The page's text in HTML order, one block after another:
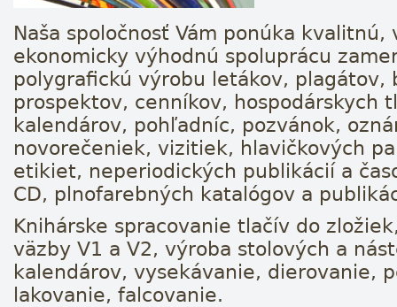
Naša spoločnosť Vám ponúka kvalitnú,
ekonomicky výhodnú spoluprácu
polygrafickú výrobu letákov, plagátov,
prospektov, cenníkov, hospodárskych
kalendárov, pohľadníc, pozvánok,
novorečeniek, vizitiek, hlavičkových
etikiet, neperiodických publikácií a
CD, plnofarebných katalógov a
Knihárske spracovanie tlačív do
väzby V1 a V2, výroba stolových a
kalendárov, vysekávanie, dierovanie,
lakovanie, falcovanie.